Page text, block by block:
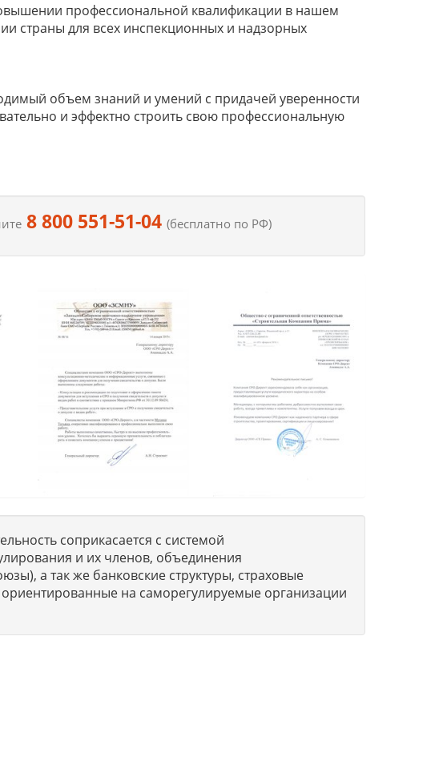
профессиональной квалификации в нашем
страны для всех инспекционных и надзорных
объем знаний и умений с придачей уверенности
и эффектно строить свою профессиональную
8 800 551-51-04(бесплатно по РФ)
соприкасается с системой
и их членов, объединения
а так же банковские структуры, страховые
на саморегулируемые организации